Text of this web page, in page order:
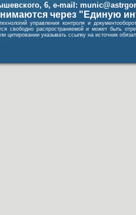
6, e-mail:
через "Единую
управления контроля и
свободно распространяемой и может быть
цитировании указывать ссылку на источник